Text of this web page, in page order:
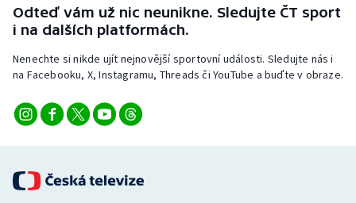
Odteď vám už nic neunikne. Sledujte ČT sport
i na dalších platformách.
Nenechte si nikde ujít nejnovější sportovní události. Sledujte nás i
na Facebooku, X, Instagramu, Threads či YouTube a buďte v obraze.